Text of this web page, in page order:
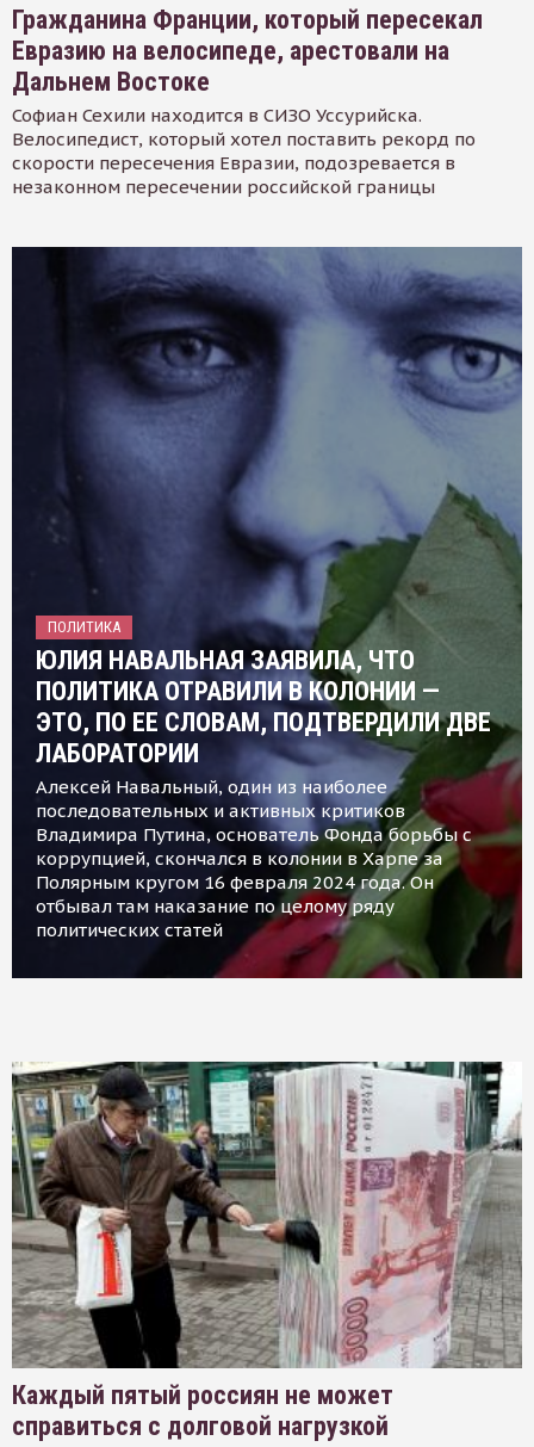
Гражданина Франции, который пересекал
Евразию на велосипеде, арестовали на
Дальнем Востоке
Софиан Сехили находится в СИЗО Уссурийска.
Велосипедист, который хотел поставить рекорд по
скорости пересечения Евразии, подозревается в
незаконном пересечении российской границы
ПОЛИТИКА
ЮЛИЯ НАВАЛЬНАЯ ЗАЯВИЛА, ЧТО
ПОЛИТИКА ОТРАВИЛИ В КОЛОНИИ —
ЭТО, ПО ЕЕ СЛОВАМ, ПОДТВЕРДИЛИ ДВЕ
ЛАБОРАТОРИИ
Алексей Навальный, один из наиболее
последовательных и активных критиков
Владимира Путина, основатель Фонда борьбы с
коррупцией, скончался в колонии в Харпе за
Полярным кругом 16 февраля 2024 года. Он
отбывал там наказание по целому ряду
политических статей
Каждый пятый россиян не может
справиться с долговой нагрузкой